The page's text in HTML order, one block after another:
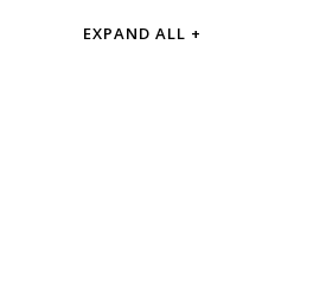
EXPAND ALL +